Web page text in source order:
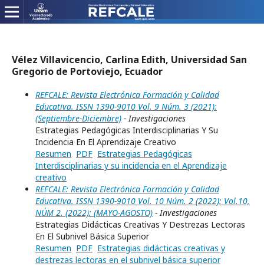
Vélez Villavicencio, Carlina Edith, Universidad San
Gregorio de Portoviejo, Ecuador
REFCALE: Revista Electrónica Formación y Calidad
Educativa. ISSN 1390-9010 Vol. 9 Núm. 3 (2021):
(Septiembre-Diciembre) - Investigaciones
Estrategias Pedagógicas Interdisciplinarias Y Su
Incidencia En El Aprendizaje Creativo
Resumen PDF Estrategias Pedagógicas
Interdisciplinarias y su incidencia en el Aprendizaje
creativo
REFCALE: Revista Electrónica Formación y Calidad
Educativa. ISSN 1390-9010 Vol. 10 Núm. 2 (2022): Vol.10,
NÚM 2. (2022): (MAYO-AGOSTO) - Investigaciones
Estrategias Didácticas Creativas Y Destrezas Lectoras
En El Subnivel Básica Superior
Resumen PDF Estrategias didácticas creativas y
destrezas lectoras en el subnivel básica superior